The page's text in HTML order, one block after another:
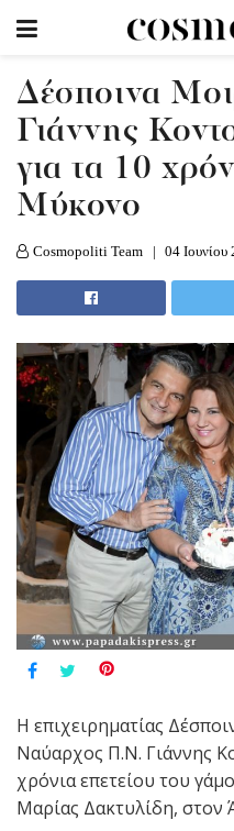
Δέσποινα
Γιάννης
για τα 10
Μύκονο
Cosmopoliti Team 04 Ιουνίου
Η επιχειρηματίας
Ναύαρχος Π.Ν. Γιάννης
χρόνια επετείου του
Μαρίας Δακτυλίδη, στον